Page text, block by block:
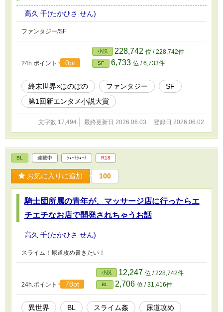
高久 千(たかひさ せん)
ファンタジー/SF
24h.ポイント 0pt
小説 228,742 位 / 228,742件
SF 6,733 位 / 6,733件
終末世界×ほのぼの ファンタジー
SF
第1回新エンタメ小説大賞
文字数 17,494 最終更新日 2026.06.03 登録日 2026.06.02
BL 連載中 ｼｮｰﾄｼｮｰﾄ R18
お気に入りに追加 100
騎士団所属の青年が、マッサージ店に行ったらエ
チエチなお店で開発されちゃうお話
高久 千(たかひさ せん)
スライム！尿道攻め書きたい！
24h.ポイント 78pt
小説 12,247 位 / 228,742件
BL 2,706 位 / 31,416件
異世界 BL スライム姦
尿道攻め